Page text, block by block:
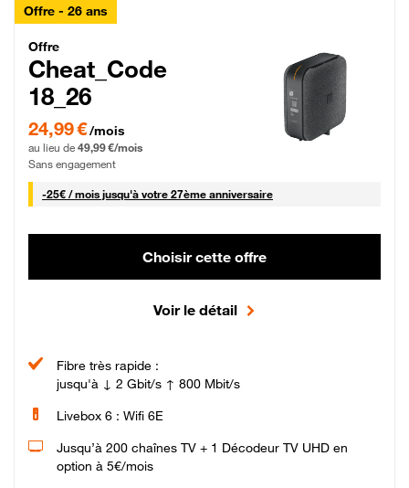
Offre - 26 ans
Cheat_Code Fibre_18_26
Offre
Cheat_Code
18_26
24,99 € par mois pendant 0 mois puis 49,99 € par mois, Sans engagement
24,99 €/mois
au lieu de 49,99 €/mois
Sans engagement
-25€ / mois25 € par mois
jusqu'à votre 27ème anniversaire
Choisir cette offre
Voir le détail
Fibre très rapide :
jusqu'à ↓ 2 Gbit/s ↑ 800 Mbit/s
Livebox 6 : Wifi 6E
Jusqu’à 200 chaînes TV + 1 Décodeur TV UHD en
option à 5€/mois